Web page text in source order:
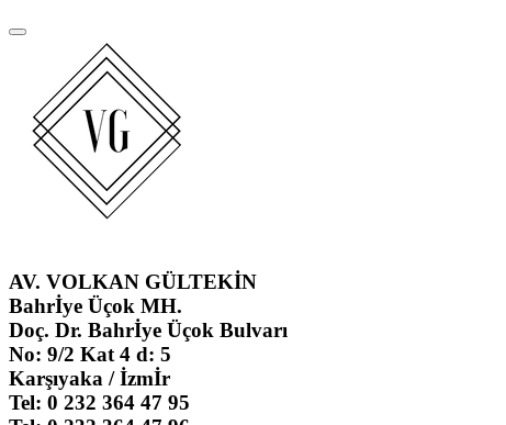
AV. VOLKAN GÜLTEKİN
Bahrİye Üçok MH.
Doç. Dr. Bahrİye Üçok Bulvarı
No: 9/2 Kat 4 d: 5
Karşıyaka / İzmİr
Tel: 0 232 364 47 95